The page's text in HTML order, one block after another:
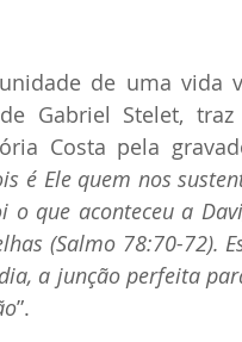
de uma vida
Gabriel Stelet,
Costa pela
é Ele quem nos
o que aconteceu a
(Salmo 78:70-72).
a junção perfeita
”.